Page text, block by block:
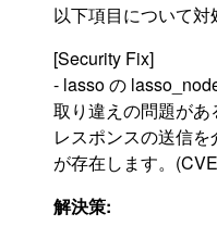
以下項目について対
[Security Fix]
- lasso の
取り違えの問題が
レスポンスの送信
が存在します。
解決策: